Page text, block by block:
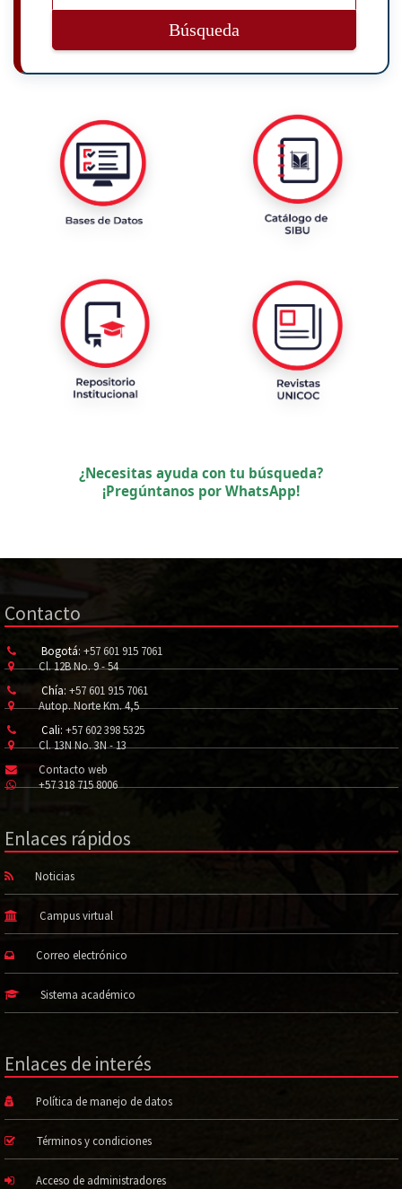
¿Necesitas ayuda con tu búsqueda?
¡Pregúntanos por WhatsApp!
Contacto
Bogotá: +57 601 915 7061
Cl. 12B No. 9 - 54
Chía: +57 601 915 7061
Autop. Norte Km. 4,5
Cali: +57 602 398 5325
Cl. 13N No. 3N - 13
Contacto web
+57 318 715 8006
Enlaces rápidos
Noticias
Campus virtual
Correo electrónico
Sistema académico
Enlaces de interés
Política de manejo de datos
Términos y condiciones
Acceso de administradores